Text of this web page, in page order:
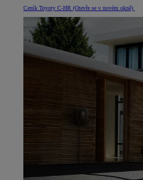
Ceník Toyoty C‑HR (Otevře se v novém okně)